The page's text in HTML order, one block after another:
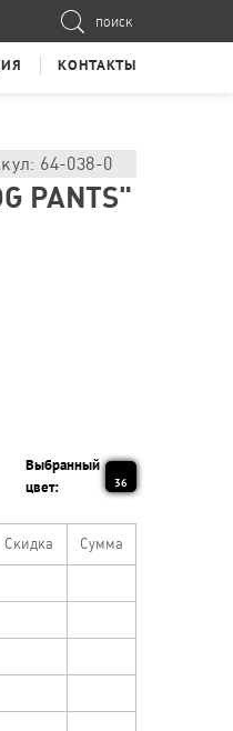
ПОИСК
КОНТАКТЫ
64-038-0
PANTS"
Выбранный
цвет:
36
Скидка Сумма